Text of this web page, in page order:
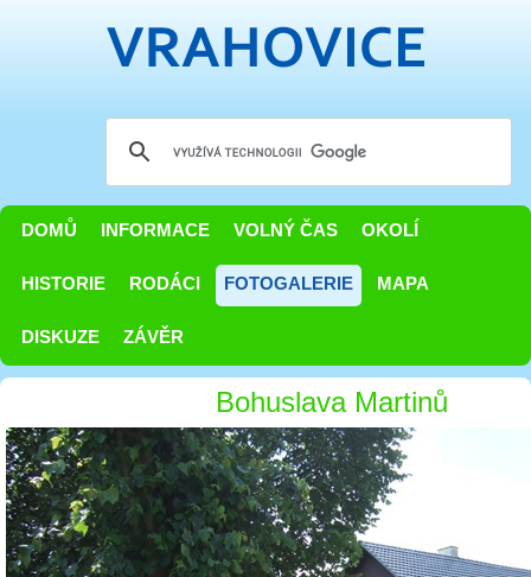
DOMŮ INFORMACE VOLNÝ ČAS OKOLÍ
HISTORIE RODÁCI FOTOGALERIE MAPA
DISKUZE ZÁVĚR
Bohuslava Martinů